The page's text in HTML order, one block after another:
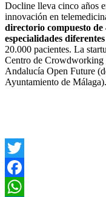
Docline lleva cinco años
innovación en
directorio compuesto de
especialidades diferentes
20.000 pacientes. La
Centro de Crowdworking
Andalucía Open Future
Ayuntamiento de Málaga).
Twitter
Facebook